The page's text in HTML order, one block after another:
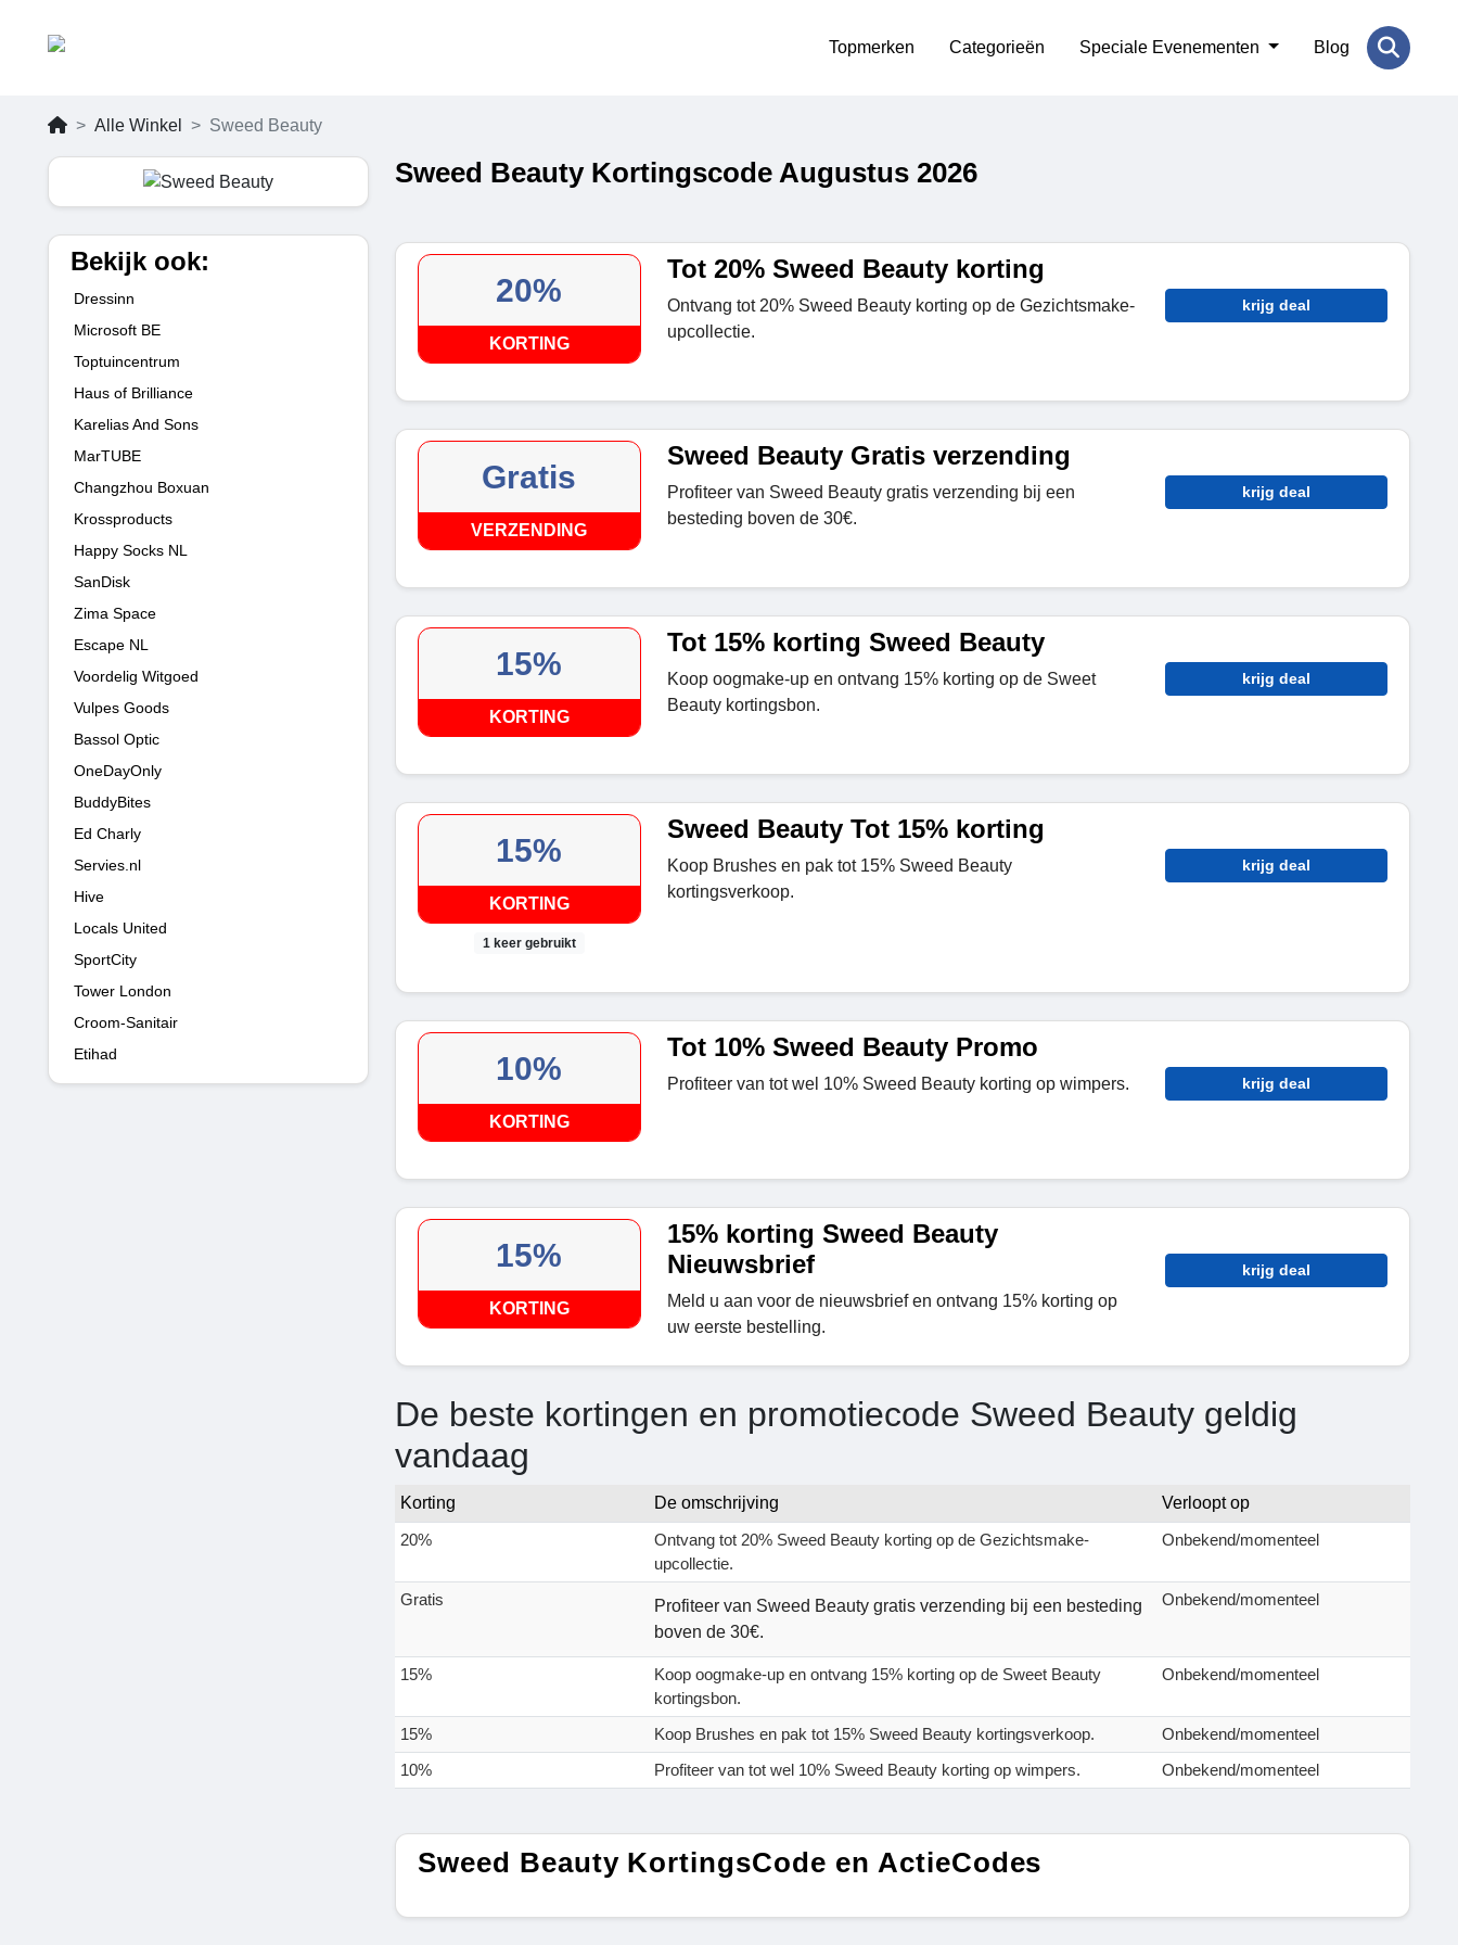
Topmerken Categorieën Speciale Evenementen Blog
Alle Winkel Sweed Beauty
Bekijk ook:
Dressinn
Microsoft BE
Toptuincentrum
Haus of Brilliance
Karelias And Sons
MarTUBE
Changzhou Boxuan
Krossproducts
Happy Socks NL
SanDisk
Zima Space
Escape NL
Voordelig Witgoed
Vulpes Goods
Bassol Optic
OneDayOnly
BuddyBites
Ed Charly
Servies.nl
Hive
Locals United
SportCity
Tower London
Croom-Sanitair
Etihad
Sweed Beauty Kortingscode Augustus 2026
20%
KORTING
Tot 20% Sweed Beauty korting
Ontvang tot 20% Sweed Beauty korting op de Gezichtsmake-
upcollectie.
krijg deal
Gratis
VERZENDING
Sweed Beauty Gratis verzending
Profiteer van Sweed Beauty gratis verzending bij een
besteding boven de 30€.
krijg deal
15%
KORTING
Tot 15% korting Sweed Beauty
Koop oogmake-up en ontvang 15% korting op de Sweet
Beauty kortingsbon.
krijg deal
15%
KORTING
1 keer gebruikt
Sweed Beauty Tot 15% korting
Koop Brushes en pak tot 15% Sweed Beauty
kortingsverkoop.
krijg deal
10%
KORTING
Tot 10% Sweed Beauty Promo
Profiteer van tot wel 10% Sweed Beauty korting op wimpers. krijg deal
15%
KORTING
15% korting Sweed Beauty
Nieuwsbrief
Meld u aan voor de nieuwsbrief en ontvang 15% korting op
uw eerste bestelling.
krijg deal
De beste kortingen en promotiecode Sweed Beauty geldig
vandaag
Korting De omschrijving
Verloopt op
20%
Ontvang tot 20% Sweed Beauty korting op de Gezichtsmake-
upcollectie.
Onbekend/momenteel
Gratis
Profiteer van Sweed Beauty gratis verzending bij een besteding
boven de 30€.
Onbekend/momenteel
15%
Koop oogmake-up en ontvang 15% korting op de Sweet Beauty
kortingsbon.
Onbekend/momenteel
15% Koop Brushes en pak tot 15% Sweed Beauty kortingsverkoop.
Onbekend/momenteel
10%
Profiteer van tot wel 10% Sweed Beauty korting op wimpers. Onbekend/momenteel
Sweed Beauty KortingsCode en ActieCodes